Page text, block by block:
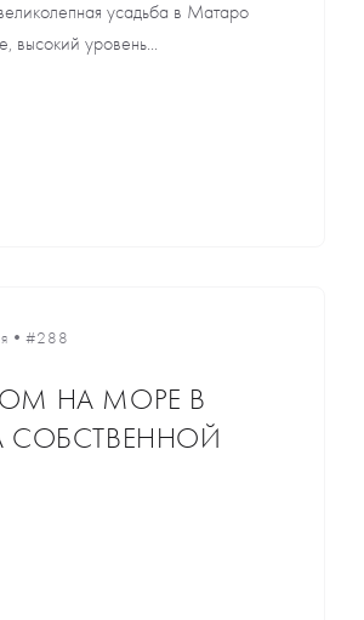
усадьба в Матаро
высокий уровень...
•#288
НА МОРЕ В
СОБСТВЕННОЙ